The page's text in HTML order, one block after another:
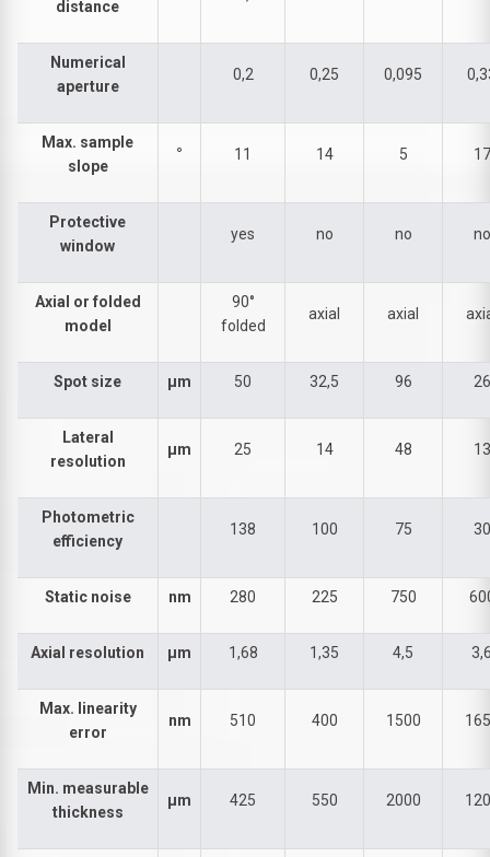
distance
Numerical
aperture
0,2 0,25 0,095
Max. sample
slope
° 11 14 5 17
Protective
window
yes no no no
Axial or folded
model
90°
folded
axial axial
Spot size µm 50 32,5 96 26
Lateral
resolution
µm 25 14 48 13
Photometric
efficiency
138 100 75 30
Static noise nm 280 225 750
Axial resolution µm 1,68 1,35 4,5
Max. linearity
error
nm 510 400 1500
Min. measurable
thickness
µm 425 550 2000